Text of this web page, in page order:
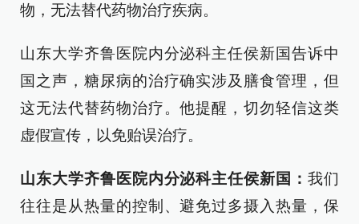
物，无法替代药物治疗疾病。
山东大学齐鲁医院内分泌科主任侯新国告诉中
国之声，糖尿病的治疗确实涉及膳食管理，但
这无法代替药物治疗。他提醒，切勿轻信这类
虚假宣传，以免贻误治疗。
山东大学齐鲁医院内分泌科主任侯新国：我们
往往是从热量的控制、避免过多摄入热量，保